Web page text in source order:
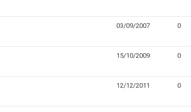
03/09/2007 0
15/10/2009 0
12/12/2011 0